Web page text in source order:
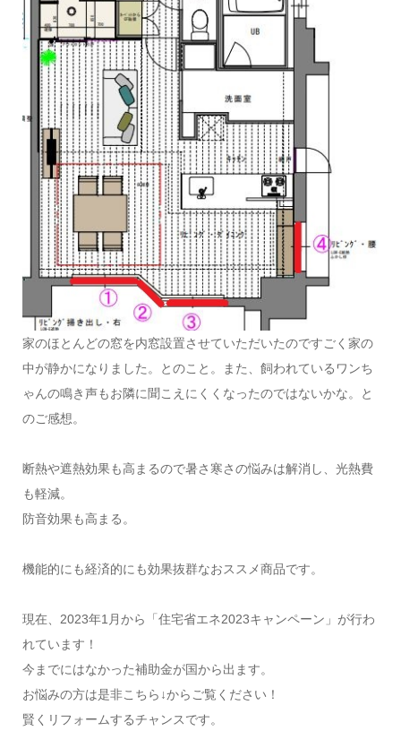
家のほとんどの窓を内窓設置させていただいたのですごく家の
中が静かになりました。とのこと。また、飼われているワンち
ゃんの鳴き声もお隣に聞こえにくくなったのではないかな。と
のご感想。
断熱や遮熱効果も高まるので暑さ寒さの悩みは解消し、光熱費
も軽減。
防音効果も高まる。
機能的にも経済的にも効果抜群なおススメ商品です。
現在、2023年1月から「住宅省エネ2023キャンペーン」が行わ
れています！
今までにはなかった補助金が国から出ます。
お悩みの方は是非こちら↓からご覧ください！
賢くリフォームするチャンスです。